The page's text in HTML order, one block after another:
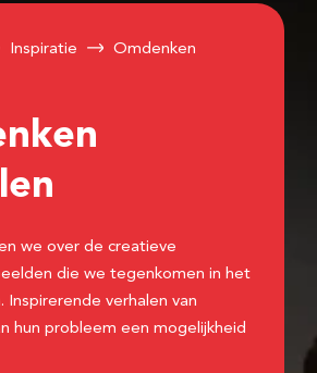
Inspiratie
Omdenken
we over de creatieve
die we tegenkomen in het
Inspirerende verhalen van
hun probleem een mogelijkheid